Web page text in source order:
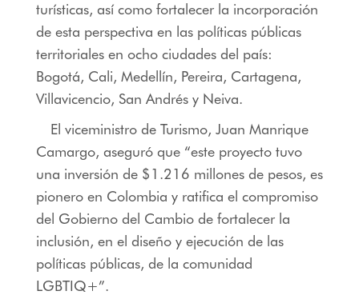
turísticas, así como fortalecer la incorporación
de esta perspectiva en las políticas públicas
territoriales en ocho ciudades del país:
Bogotá, Cali, Medellín, Pereira, Cartagena,
Villavicencio, San Andrés y Neiva.
El viceministro de Turismo, Juan Manrique
Camargo, aseguró que “este proyecto tuvo
una inversión de $1.216 millones de pesos, es
pionero en Colombia y ratifica el compromiso
del Gobierno del Cambio de fortalecer la
inclusión, en el diseño y ejecución de las
políticas públicas, de la comunidad
LGBTIQ+”.